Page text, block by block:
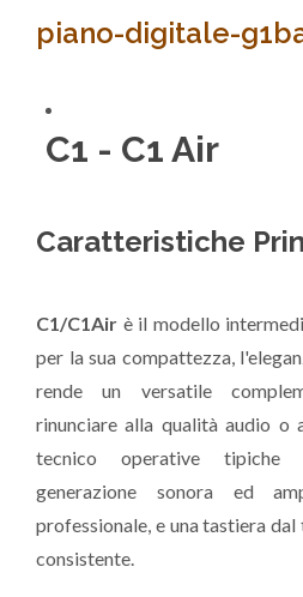
piano-digitale-
C1 - C1 Air
Caratteristiche
C1/C1Air è il modello
per la sua compattezza,
rende un versatile
rinunciare alla qualità audio o
tecnico operative tipiche
generazione sonora ed
professionale, e una tastiera
consistente.